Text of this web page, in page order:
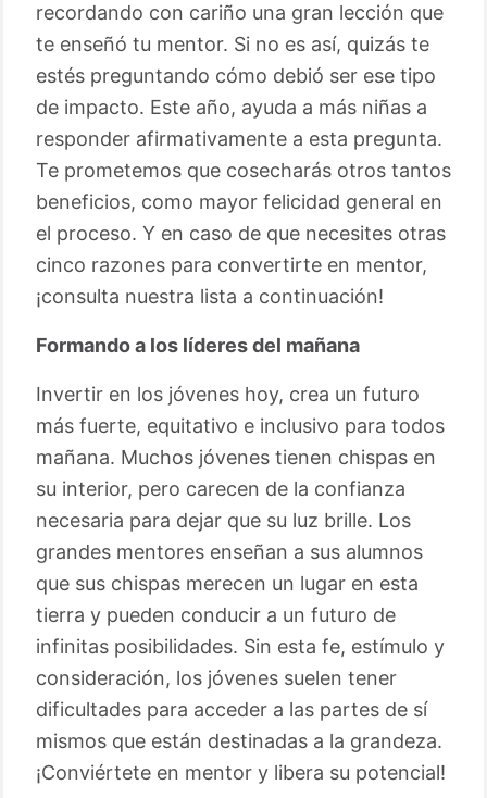
recordando con cariño una gran lección que
te enseñó tu mentor. Si no es así, quizás te
estés preguntando cómo debió ser ese tipo
de impacto. Este año, ayuda a más niñas a
responder afirmativamente a esta pregunta.
Te prometemos que cosecharás otros tantos
beneficios, como mayor felicidad general en
el proceso. Y en caso de que necesites otras
cinco razones para convertirte en mentor,
¡consulta nuestra lista a continuación!
Formando a los líderes del mañana
Invertir en los jóvenes hoy, crea un futuro
más fuerte, equitativo e inclusivo para todos
mañana. Muchos jóvenes tienen chispas en
su interior, pero carecen de la confianza
necesaria para dejar que su luz brille. Los
grandes mentores enseñan a sus alumnos
que sus chispas merecen un lugar en esta
tierra y pueden conducir a un futuro de
infinitas posibilidades. Sin esta fe, estímulo y
consideración, los jóvenes suelen tener
dificultades para acceder a las partes de sí
mismos que están destinadas a la grandeza.
¡Conviértete en mentor y libera su potencial!